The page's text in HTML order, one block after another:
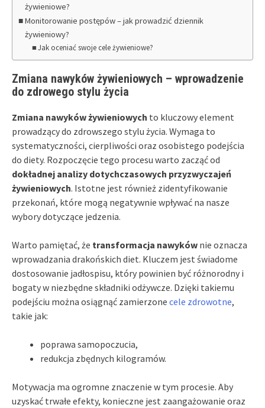
żywieniowe?
Monitorowanie postępów – jak prowadzić dziennik
żywieniowy?
Jak oceniać swoje cele żywieniowe?
Zmiana nawyków żywieniowych – wprowadzenie
do zdrowego stylu życia
Zmiana nawyków żywieniowych to kluczowy element
prowadzący do zdrowszego stylu życia. Wymaga to
systematyczności, cierpliwości oraz osobistego podejścia
do diety. Rozpoczęcie tego procesu warto zacząć od
dokładnej analizy dotychczasowych przyzwyczajeń
żywieniowych. Istotne jest również zidentyfikowanie
przekonań, które mogą negatywnie wpływać na nasze
wybory dotyczące jedzenia.
Warto pamiętać, że transformacja nawyków nie oznacza
wprowadzania drakońskich diet. Kluczem jest świadome
dostosowanie jadłospisu, który powinien być różnorodny i
bogaty w niezbędne składniki odżywcze. Dzięki takiemu
podejściu można osiągnąć zamierzone cele zdrowotne,
takie jak:
poprawa samopoczucia,
redukcja zbędnych kilogramów.
Motywacja ma ogromne znaczenie w tym procesie. Aby
uzyskać trwałe efekty, konieczne jest zaangażowanie oraz